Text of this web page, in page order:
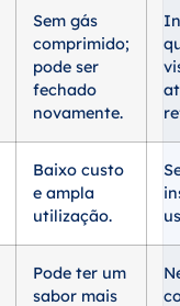
Sem gás
comprimido;
pode ser
fechado
novamente.
Baixo custo
e ampla
utilização.
Pode ter um
sabor mais